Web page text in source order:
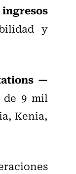
y
—
de 9 mil
Kenia,